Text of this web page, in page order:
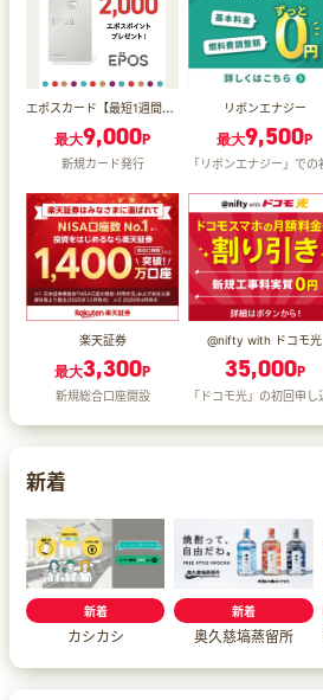
エポスカード【最短1週間程度付与】
最大9,000P
新規カード発行
リボンエナジー
最大9,500P
楽天証券
最大3,300P
新規総合口座開設
@nifty with ドコモ光
35,000P
新着
新着
カシカシ
新着
奥久慈塙蒸留所